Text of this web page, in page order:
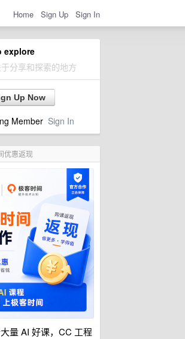
Home Sign Up Sign In
explore
分享和探索的地方
Up Now
Member Sign In
优惠返现
量 AI 好课，CC 工程